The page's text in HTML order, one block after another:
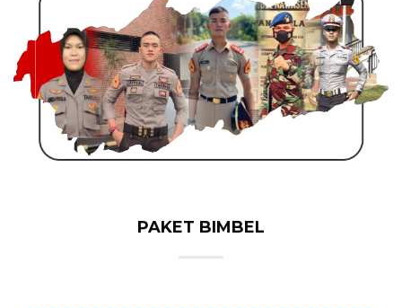
PAKET BIMBEL